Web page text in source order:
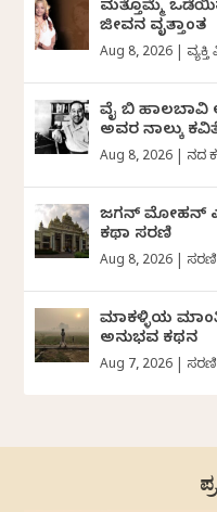
ಮತ್ತೊಮ್ಮೆ
ಜೀವನ ವೃತ್ತಾಂತ
Aug 8, 2026
ವೈ ಬಿ ಹಾಲಬಾವಿ
ಅವರ ನಾಲ್ಕು
Aug 8, 2026 ದಿನದ
ಜಗನ್‌ ಮೋಹನ್‌
ಕಥಾ ಸರಣಿ
Aug 8, 2026 ಸರಣಿ
ಮಾಕಳ್ಳಿಯ
ಅನುಭವ ಕಥನ
Aug 7, 2026 ಸರಣಿ